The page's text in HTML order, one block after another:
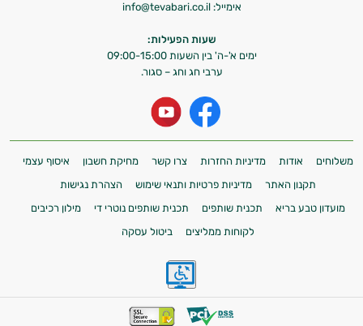
אימייל: info@tevabari.co.il
שעות הפעילות:
ימים א'-ה' בין השעות 09:00-15:00
ערבי חג וחג – סגור.
משלוחים אודות מדיניות החזרות צרו קשר מחיקת חשבון
איסוף עצמי
תקנון האתר
מדיניות פרטיות ותנאי שימוש
הצהרת נגישות
מועדון טבע בריא
תכנית שותפים תכנית שותפים נוטרי די
מילון רכיבים
לקוחות ממליצים
ביטול עסקה